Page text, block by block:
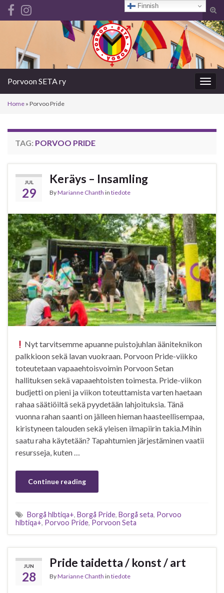
Search for:
Porvoon SETA ry
Home » Porvoo Pride
TAG: PORVOO PRIDE
JUL
29
Keräys – Insamling
ByMarianne Chanth in tiedote
Nyt tarvitsemme apuanne puistojuhlan ääniteknikon
palkkioon sekä lavan vuokraan. Porvoon Pride-viikko
toteutetaan vapaaehtoisvoimin Porvoon Setan
hallituksen sekä vapaaehtoisten toimesta. Pride-viikon
budjetti on pieni ja viikon toteuttamista varten haetaan
rahaa säätiöiltä sekä pyydetään lahjoituksia. Tänä
vuonna rahan saanti on jälleen hieman haasteellisempaa,
kiristyneen talouden sekä yleisen ilmapiirin takia.Mihin
saatu raha käytetään? Tapahtumien järjestäminen vaatii
resursseja, kuten …
Continue reading
Borgå hlbtiqa+, Borgå Pride, Borgå seta, Porvoo
hlbtiqa+, Porvoo Pride, Porvoon Seta
JUN
28
Pride taidetta / konst / art
ByMarianne Chanth in tiedote
Finnish